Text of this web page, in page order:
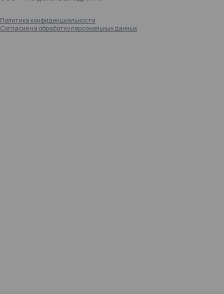
Политика конфиденциальности
Согласие на обработку персональных данных